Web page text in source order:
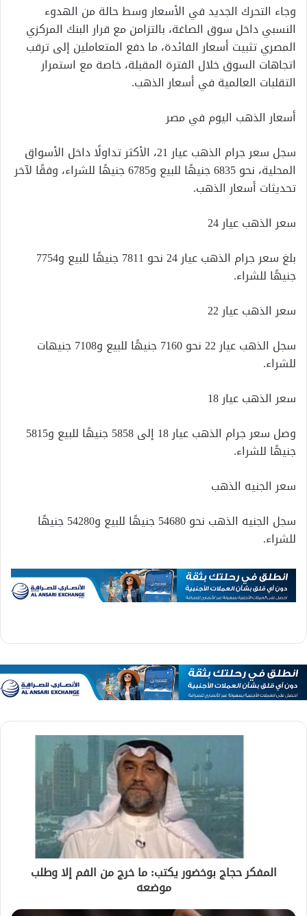
وجاء التحرك الجديد في الأسعار وسط حالة من الهدوء
النسبي داخل سوق الصاغة، بالتزامن مع قرار البنك المركزي
المصري تثبيت أسعار الفائدة، ما دفع المتعاملين إلى ترقب
اتجاهات السوق خلال الفترة المقبلة، خاصة مع استمرار
التقلبات العالمية في أسعار الذهب.
أسعار الذهب اليوم في مصر
سجل سعر جرام الذهب عيار 21، الأكثر تداولًا داخل الأسواق
المحلية، نحو 6835 جنيهًا للبيع و6785 جنيهًا للشراء، وفقًا لآخر
تحديثات أسعار الذهب.
سعر الذهب عيار 24
بلغ سعر جرام الذهب عيار 24 نحو 7811 جنيهًا للبيع و7754
جنيهًا للشراء.
سعر الذهب عيار 22
سجل الذهب عيار 22 نحو 7160 جنيهًا للبيع و7108 جنيهات
للشراء.
سعر الذهب عيار 18
وصل سعر جرام الذهب عيار 18 إلى 5858 جنيهًا للبيع و5815
جنيهًا للشراء.
سعر الجنيه الذهب
سجل الجنيه الذهب نحو 54680 جنيهًا للبيع و54280 جنيهًا
للشراء.
المفكر حجاج بوخضور يكتب: ما خرج من الفم إلا وطلب
موضعه